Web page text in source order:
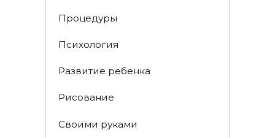
Процедуры
Психология
Развитие ребенка
Рисование
Своими руками